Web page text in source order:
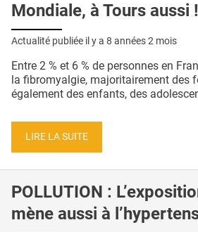
Mondiale, à Tours aussi !
Actualité publiée il y a 8 années 2 mois
Entre 2 % et 6 % de personnes en
la fibromyalgie, majoritairement des
également des enfants, des
LIRE LA SUITE
POLLUTION :
mène aussi à